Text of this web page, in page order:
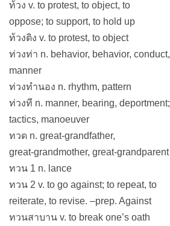
ท้วง v. to protest, to object, to
oppose; to support, to hold up
ท้วงติง v. to protest, to object
ท่วงท่า n. behavior, behavior, conduct,
manner
ท่วงทำนอง n. rhythm, pattern
ท่วงที n. manner, bearing, deportment;
tactics, manoeuver
ทวด n. great-grandfather,
great-grandmother, great-grandparent
ทวน 1 n. lance
ทวน 2 v. to go against; to repeat, to
reiterate, to revise. –prep. Against
ทวนสาบาน v. to break one’s oath